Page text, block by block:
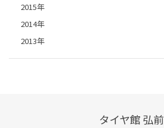
2015年
2014年
2013年
タイヤ館 弘前